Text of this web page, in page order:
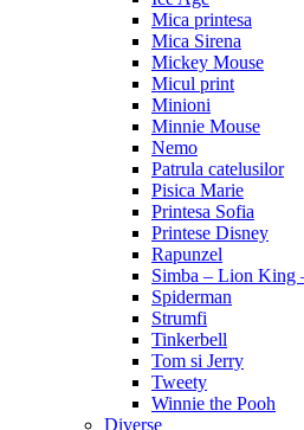
Mica printesa
Mica Sirena
Mickey Mouse
Micul print
Minioni
Minnie Mouse
Nemo
Patrula catelusilor
Pisica Marie
Printesa Sofia
Printese Disney
Rapunzel
Simba – Lion King
Spiderman
Strumfi
Tinkerbell
Tom si Jerry
Tweety
Winnie the Pooh
Diverse